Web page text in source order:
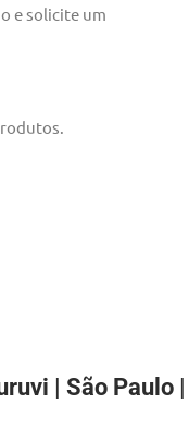
e solicite um
| São Paulo |